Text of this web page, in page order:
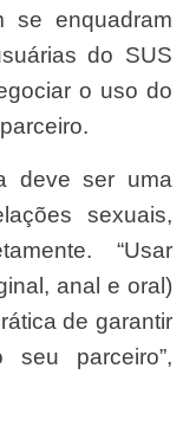
se enquadram
do SUS
o uso do
sexuais,
“Usar
anal e oral)
de garantir
parceiro”,